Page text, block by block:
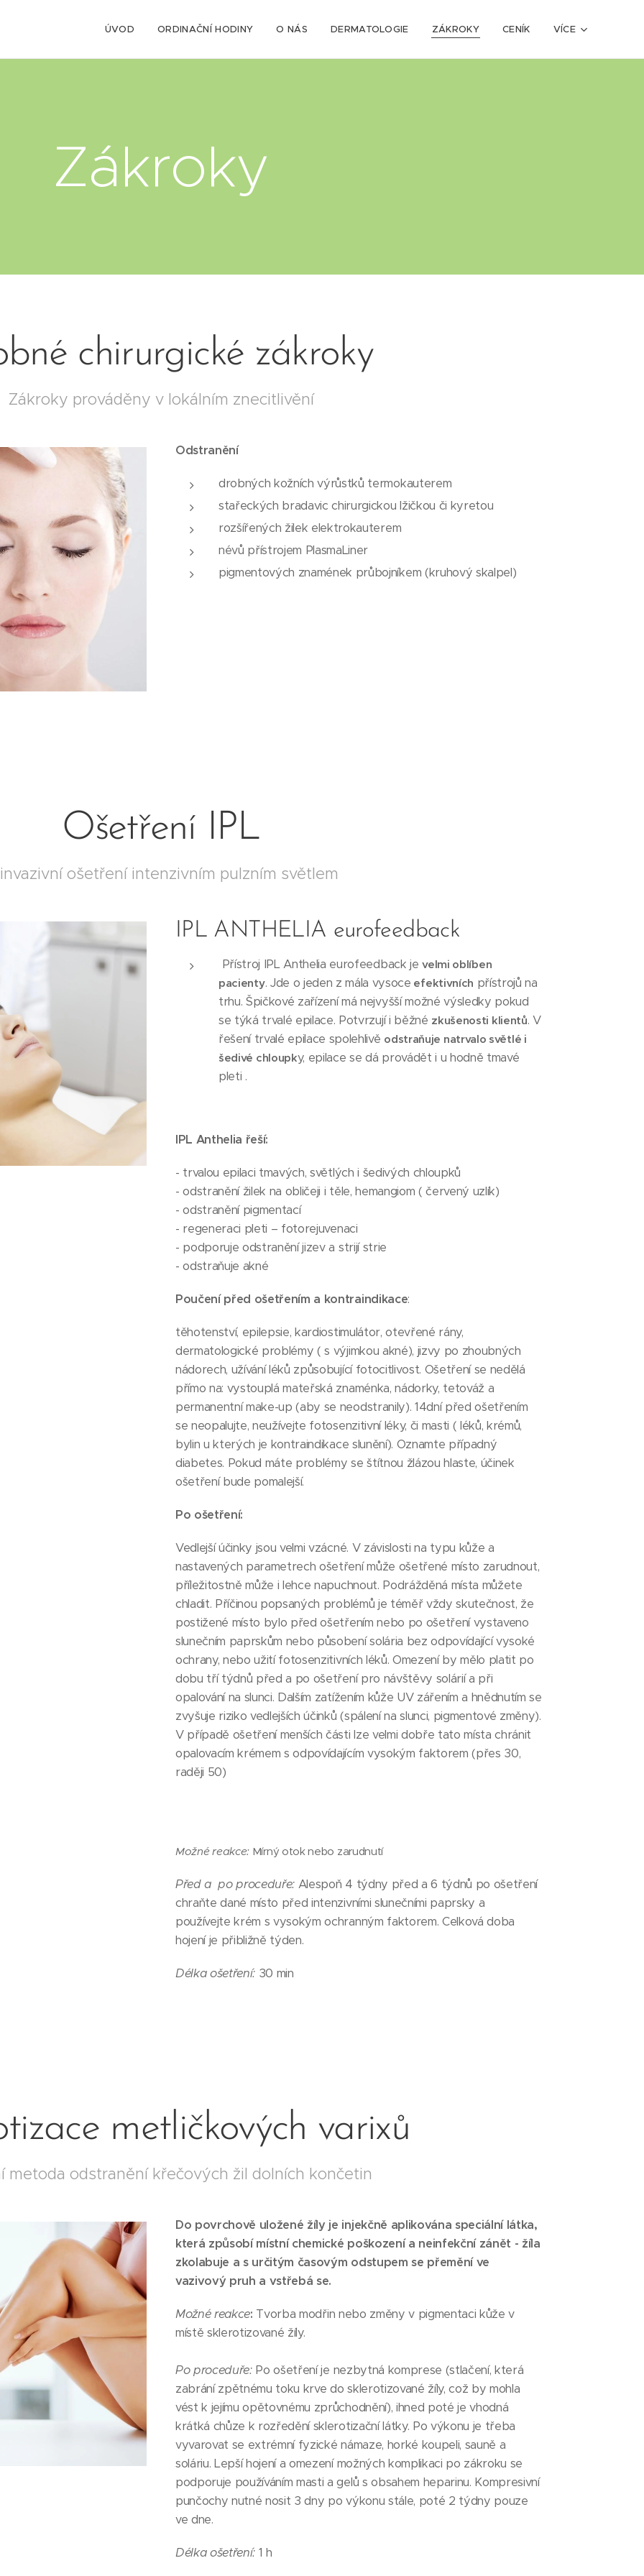
ÚVOD ORDINAČNÍ HODINY O NÁS DERMATOLOGIE ZÁKROKY CENÍK VÍCE
Zákroky
chirurgické zákroky
Zákroky prováděny v lokálním znecitlivění
Odstranění
drobných kožních výrůstků termokauterem
stařeckých bradavic chirurgickou lžičkou či kyretou
rozšířených žilek elektrokauterem
névů přístrojem PlasmaLiner
pigmentových znamének průbojníkem (kruhový skalpel)
Ošetření IPL
ošetření intenzivním pulzním světlem
IPL ANTHELIA eurofeedback
Přístroj IPL Anthelia eurofeedback jevelmi oblíben
pacienty. Jde o jeden z mála vysoce efektivních přístrojů na
trhu. Špičkové zařízení má nejvyšší možné výsledky pokud
se týká trvalé epilace. Potvrzují i běžné zkušenosti klientů. V
řešení trvalé epilace spolehlivě odstraňuje natrvalo světlé i
šedivé chloupky, epilace se dá provádět i u hodně tmavé
pleti .
IPL Anthelia řeší:
- trvalou epilaci tmavých, světlých i šedivých chloupků
- odstranění žilek na obličeji i těle, hemangiom ( červený uzlík)
- odstranění pigmentací
- regeneraci pleti – fotorejuvenaci
- podporuje odstranění jizev a strijí strie
- odstraňuje akné
Poučení před ošetřením a kontraindikace:
těhotenství, epilepsie, kardiostimulátor, otevřené rány,
dermatologické problémy ( s výjimkou akné), jizvy po zhoubných
nádorech, užívání léků způsobující fotocitlivost. Ošetření se nedělá
přímo na: vystouplá mateřská znaménka, nádorky, tetováž a
permanentní make-up (aby se neodstranily). 14dní před ošetřením
se neopalujte, neužívejte fotosenzitivní léky, či masti ( léků, krémů,
bylin u kterých je kontraindikace slunění). Oznamte případný
diabetes. Pokud máte problémy se štítnou žlázou hlaste, účinek
ošetření bude pomalejší.
Po ošetření:
Vedlejší účinky jsou velmi vzácné. V závislosti na typu kůže a
nastavených parametrech ošetření může ošetřené místo zarudnout,
příležitostně může i lehce napuchnout. Podrážděná místa můžete
chladit. Příčinou popsaných problémů je téměř vždy skutečnost, že
postižené místo bylo před ošetřením nebo po ošetření vystaveno
slunečním paprskům nebo působení solária bez odpovídající vysoké
ochrany, nebo užití fotosenzitivních léků. Omezení by mělo platit po
dobu tří týdnů před a po ošetření pro návštěvy solárií a při
opalování na slunci. Dalším zatížením kůže UV zářením a hnědnutím se
zvyšuje riziko vedlejších účinků (spálení na slunci, pigmentové změny).
V případě ošetření menších části lze velmi dobře tato místa chránit
opalovacím krémem s odpovídajícím vysokým faktorem (přes 30,
raději 50)
Možné reakce: Mírný otok nebo zarudnutí
Před a po proceduře: Alespoň 4 týdny před a 6 týdnů po ošetření
chraňte dané místo před intenzivními slunečními paprsky a
používejte krém s vysokým ochranným faktorem. Celková doba
hojení je přibližně týden.
Délka ošetření: 30 min
metličkových varixů
metoda odstranění křečových žil dolních končetin
Do povrchově uložené žíly je injekčně aplikována speciální látka,
která způsobí místní chemické poškození a neinfekční zánět - žíla
zkolabuje a s určitým časovým odstupem se přemění ve
vazivový pruh a vstřebá se.
Možné reakce: Tvorba modřin nebo změny v pigmentaci kůže v
místě sklerotizované žíly.
Po proceduře: Po ošetření je nezbytná komprese (stlačení, která
zabrání zpětnému toku krve do sklerotizované žíly, což by mohla
vést k jejímu opětovnému zprůchodnění), ihned poté je vhodná
krátká chůze k rozředění sklerotizační látky. Po výkonu je třeba
vyvarovat se extrémní fyzické námaze, horké koupeli, sauně a
soláriu. Lepší hojení a omezení možných komplikaci po zákroku se
podporuje používáním masti a gelů s obsahem heparinu. Kompresivní
punčochy nutné nosit 3 dny po výkonu stále, poté 2 týdny pouze
ve dne.
Délka ošetření: 1 h